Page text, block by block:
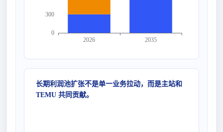
0
300
2026 2035
长期利润池扩张不是单一业务拉动，而是主站和
TEMU 共同贡献。